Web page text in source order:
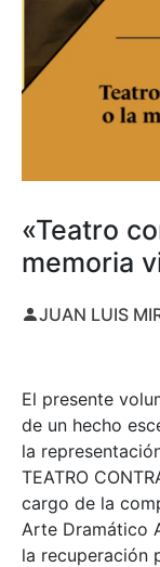
«Teatro
memoria
JUAN LUIS
El presente
de un hecho
la
TEATRO
cargo de la
Arte Dramático
la recuperación